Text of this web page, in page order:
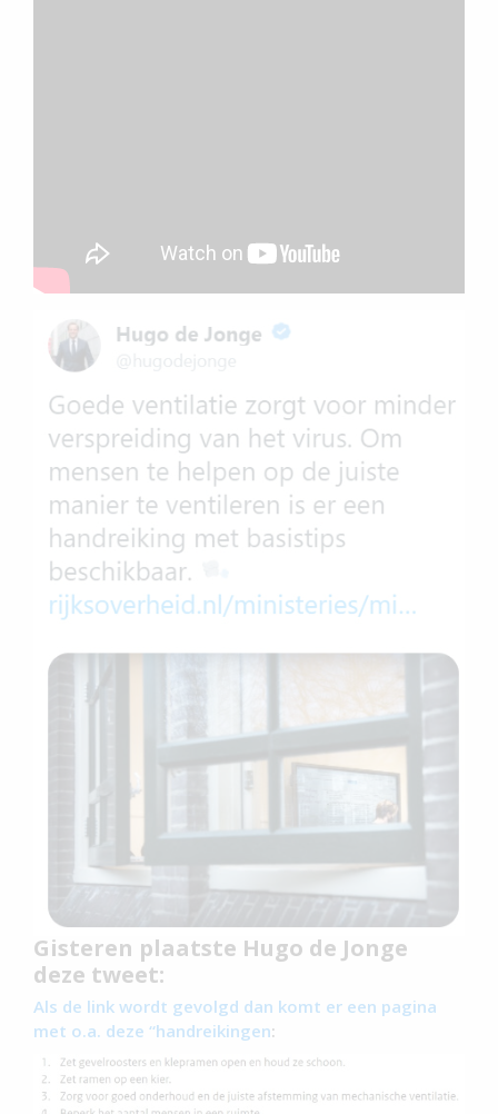
Gisteren plaatste Hugo de Jonge
deze tweet:
Als de link wordt gevolgd dan komt er een pagina
met o.a. deze “handreikingen: